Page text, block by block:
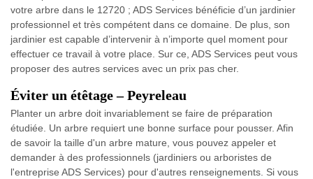
votre arbre dans le 12720 ; ADS Services bénéficie d’un jardinier
professionnel et très compétent dans ce domaine. De plus, son
jardinier est capable d’intervenir à n’importe quel moment pour
effectuer ce travail à votre place. Sur ce, ADS Services peut vous
proposer des autres services avec un prix pas cher.
Éviter un étêtage – Peyreleau
Planter un arbre doit invariablement se faire de préparation
étudiée. Un arbre requiert une bonne surface pour pousser. Afin
de savoir la taille d'un arbre mature, vous pouvez appeler et
demander à des professionnels (jardiniers ou arboristes de
l'entreprise ADS Services) pour d'autres renseignements. Si vous